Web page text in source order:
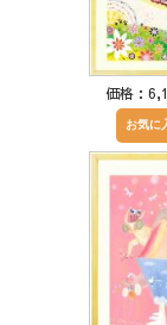
価格：